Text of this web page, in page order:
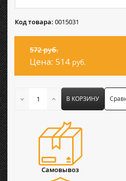
Код товара: 0015031
572 руб.
Цена: 514 руб.
В КОРЗИНУ
Самовывоз